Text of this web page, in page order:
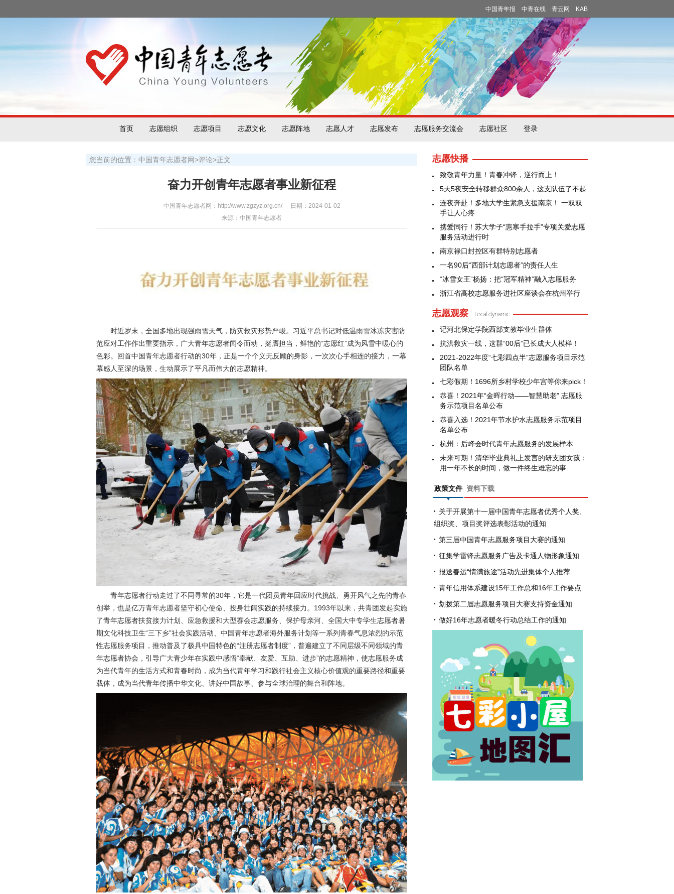
中国青年报 中青在线 青云网 KAB
首页 志愿组织 志愿项目 志愿文化 志愿阵地 志愿人才 志愿发布 志愿服务交流会 志愿社区 登录
您当前的位置： 中国青年志愿者网>评论>正文
奋力开创青年志愿者事业新征程
中国青年志愿者网：http://www.zgzyz.org.cn/
日期：2024-01-02
来源：中国青年志愿者
时近岁末，全国多地出现强雨雪天气，防灾救灾形势严峻。习近平总书记对低温雨雪冰冻灾害防
范应对工作作出重要指示，广大青年志愿者闻令而动，挺膺担当，鲜艳的“志愿红”成为风雪中暖心的
色彩。回首中国青年志愿者行动的30年，正是一个个义无反顾的身影，一次次心手相连的接力，一幕
幕感人至深的场景，生动展示了平凡而伟大的志愿精神。
青年志愿者行动走过了不同寻常的30年，它是一代团员青年回应时代挑战、勇开风气之先的青春
创举，也是亿万青年志愿者坚守初心使命、投身壮阔实践的持续接力。1993年以来，共青团发起实施
了青年志愿者扶贫接力计划、应急救援和大型赛会志愿服务、保护母亲河、全国大中专学生志愿者暑
期文化科技卫生“三下乡”社会实践活动、中国青年志愿者海外服务计划等一系列青春气息浓烈的示范
性志愿服务项目，推动普及了极具中国特色的“注册志愿者制度”，普遍建立了不同层级不同领域的青
年志愿者协会，引导广大青少年在实践中感悟“奉献、友爱、互助、进步”的志愿精神，使志愿服务成
为当代青年的生活方式和青春时尚，成为当代青年学习和践行社会主义核心价值观的重要路径和重要
载体，成为当代青年传播中华文化、讲好中国故事、参与全球治理的舞台和阵地。
志愿快播
致敬青年力量！青春冲锋，逆行而上！
5天5夜安全转移群众800余人，这支队伍了不起
连夜奔赴！多地大学生紧急支援南京！ 一双双
手让人心疼
携爱同行！苏大学子“惠寒手拉手”专项关爱志愿
服务活动进行时
南京禄口封控区有群特别志愿者
一名90后“西部计划志愿者”的责任人生
“冰雪女王”杨扬：把“冠军精神”融入志愿服务
浙江省高校志愿服务进社区座谈会在杭州举行
志愿观察
记河北保定学院西部支教毕业生群体
抗洪救灾一线，这群“00后”已长成大人模样！
2021-2022年度“七彩四点半”志愿服务项目示范
团队名单
七彩假期！1696所乡村学校少年宫等你来pick！
恭喜！2021年“金晖行动——智慧助老” 志愿服
务示范项目名单公布
恭喜入选！2021年节水护水志愿服务示范项目
名单公布
杭州：后峰会时代青年志愿服务的发展样本
未来可期！清华毕业典礼上发言的研支团女孩：
用一年不长的时间，做一件终生难忘的事
政策文件 资料下载
关于开展第十一届中国青年志愿者优秀个人奖、
组织奖、项目奖评选表彰活动的通知
第三届中国青年志愿服务项目大赛的通知
征集学雷锋志愿服务广告及卡通人物形象通知
报送春运“情满旅途”活动先进集体个人推荐 ...
青年信用体系建设15年工作总和16年工作要点
划拨第二届志愿服务项目大赛支持资金通知
做好16年志愿者暖冬行动总结工作的通知